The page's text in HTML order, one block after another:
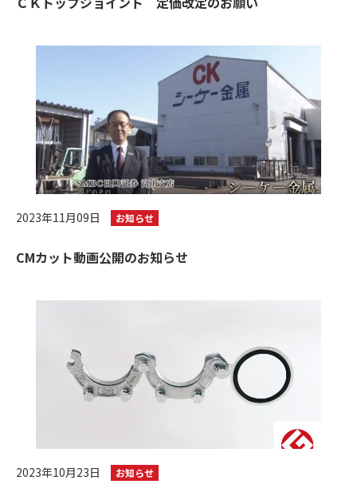
2023年11月09日 お知らせ
CMカット動画公開のお知らせ
2023年10月23日 お知らせ